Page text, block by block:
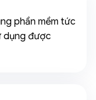
phần mềm tức
dụng được